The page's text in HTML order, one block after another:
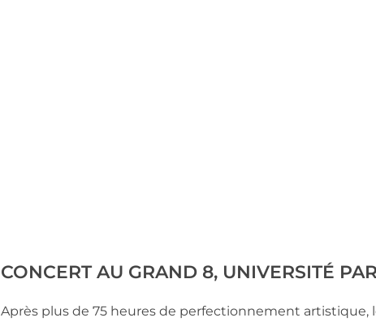
CONCERT AU GRAND 8, UNIVERSITÉ
Après plus de 75 heures de perfectionnement artistique,